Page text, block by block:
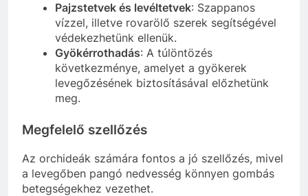
Pajzstetvek és levéltetvek: Szappanos
vízzel, illetve rovarölő szerek segítségével
védekezhetünk ellenük.
Gyökérrothadás: A túlöntözés
következménye, amelyet a gyökerek
levegőzésének biztosításával előzhetünk
meg.
Megfelelő szellőzés
Az orchideák számára fontos a jó szellőzés, mivel
a levegőben pangó nedvesség könnyen gombás
betegségekhez vezethet.